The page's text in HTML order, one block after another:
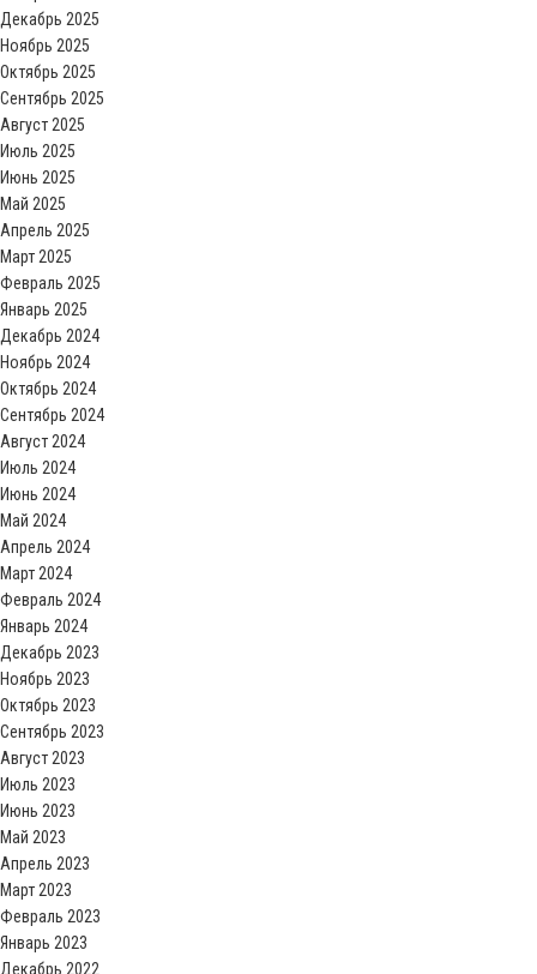
Декабрь 2025
Ноябрь 2025
Октябрь 2025
Сентябрь 2025
Август 2025
Июль 2025
Июнь 2025
Май 2025
Апрель 2025
Март 2025
Февраль 2025
Январь 2025
Декабрь 2024
Ноябрь 2024
Октябрь 2024
Сентябрь 2024
Август 2024
Июль 2024
Июнь 2024
Май 2024
Апрель 2024
Март 2024
Февраль 2024
Январь 2024
Декабрь 2023
Ноябрь 2023
Октябрь 2023
Сентябрь 2023
Август 2023
Июль 2023
Июнь 2023
Май 2023
Апрель 2023
Март 2023
Февраль 2023
Январь 2023
Декабрь 2022